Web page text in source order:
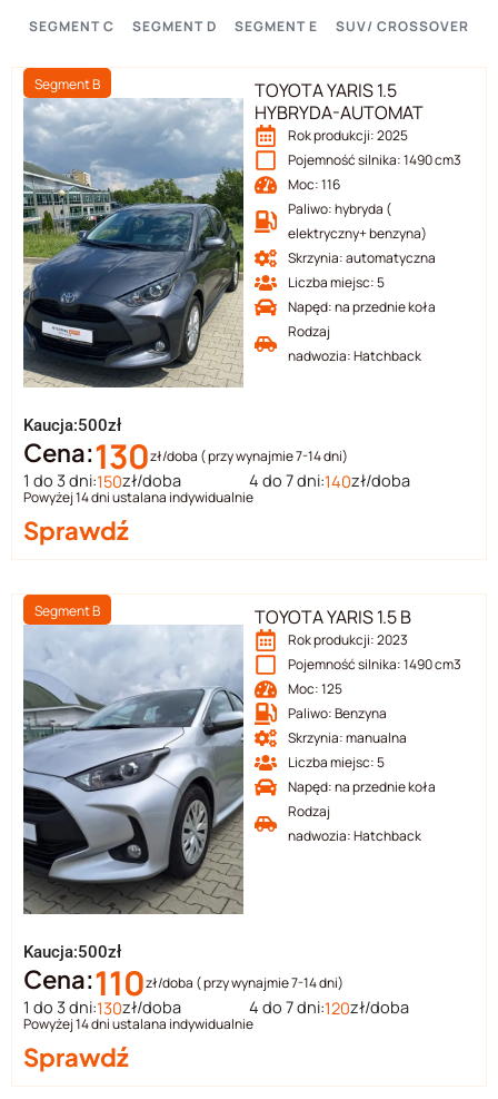
SEGMENT C
SEGMENT D SEGMENT E SUV/ CROSSOVER
Segment B
TOYOTA YARIS 1.5
HYBRYDA-AUTOMAT
Rok produkcji: 2025
Pojemność silnika: 1490 cm3
Moc: 116
Paliwo: hybryda (
elektryczny+ benzyna)
Skrzynia: automatyczna
Liczba miejsc: 5
Napęd: na przednie koła
Rodzaj
nadwozia: Hatchback
Kaucja:500zł
Cena:130zł/doba ( przy wynajmie 7-14 dni)
1 do 3 dni:150zł/doba 4 do 7 dni:140zł/doba
Powyżej 14 dni ustalana indywidualnie
Sprawdź
Segment B TOYOTA YARIS 1.5 B
Rok produkcji: 2023
Pojemność silnika: 1490 cm3
Moc: 125
Paliwo: Benzyna
Skrzynia: manualna
Liczba miejsc: 5
Napęd: na przednie koła
Rodzaj
nadwozia: Hatchback
Kaucja:500zł
Cena:110zł/doba ( przy wynajmie 7-14 dni)
1 do 3 dni:130zł/doba 4 do 7 dni:120zł/doba
Powyżej 14 dni ustalana indywidualnie
Sprawdź
Konieczne
Te pliki cookie
nie są
opcjonalne. Są
one potrzebne
do
funkcjonowania
strony
internetowej.
Statystyka
Abyśmy mogli
internetowej,
na podstawie
Doświadczenie
Aby nasza
strona
internetowa
działała jak
najlepiej
podczas
twojego
przejścia na nią.
Jeśli odrzucisz
te pliki cookie,
Marketing
Udostępniając
zachowania